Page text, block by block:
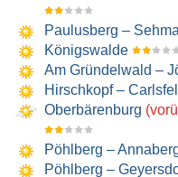
Paulusberg –
Königswalde
Am Gründelwald –
Hirschkopf –
Oberbärenburg
Pöhlberg –
Pöhlberg –